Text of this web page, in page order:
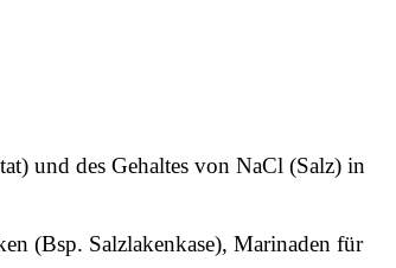
und des Gehaltes von NaCl (Salz) in
(Bsp. Salzlakenkase), Marinaden für